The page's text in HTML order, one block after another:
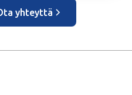
yhteyttä